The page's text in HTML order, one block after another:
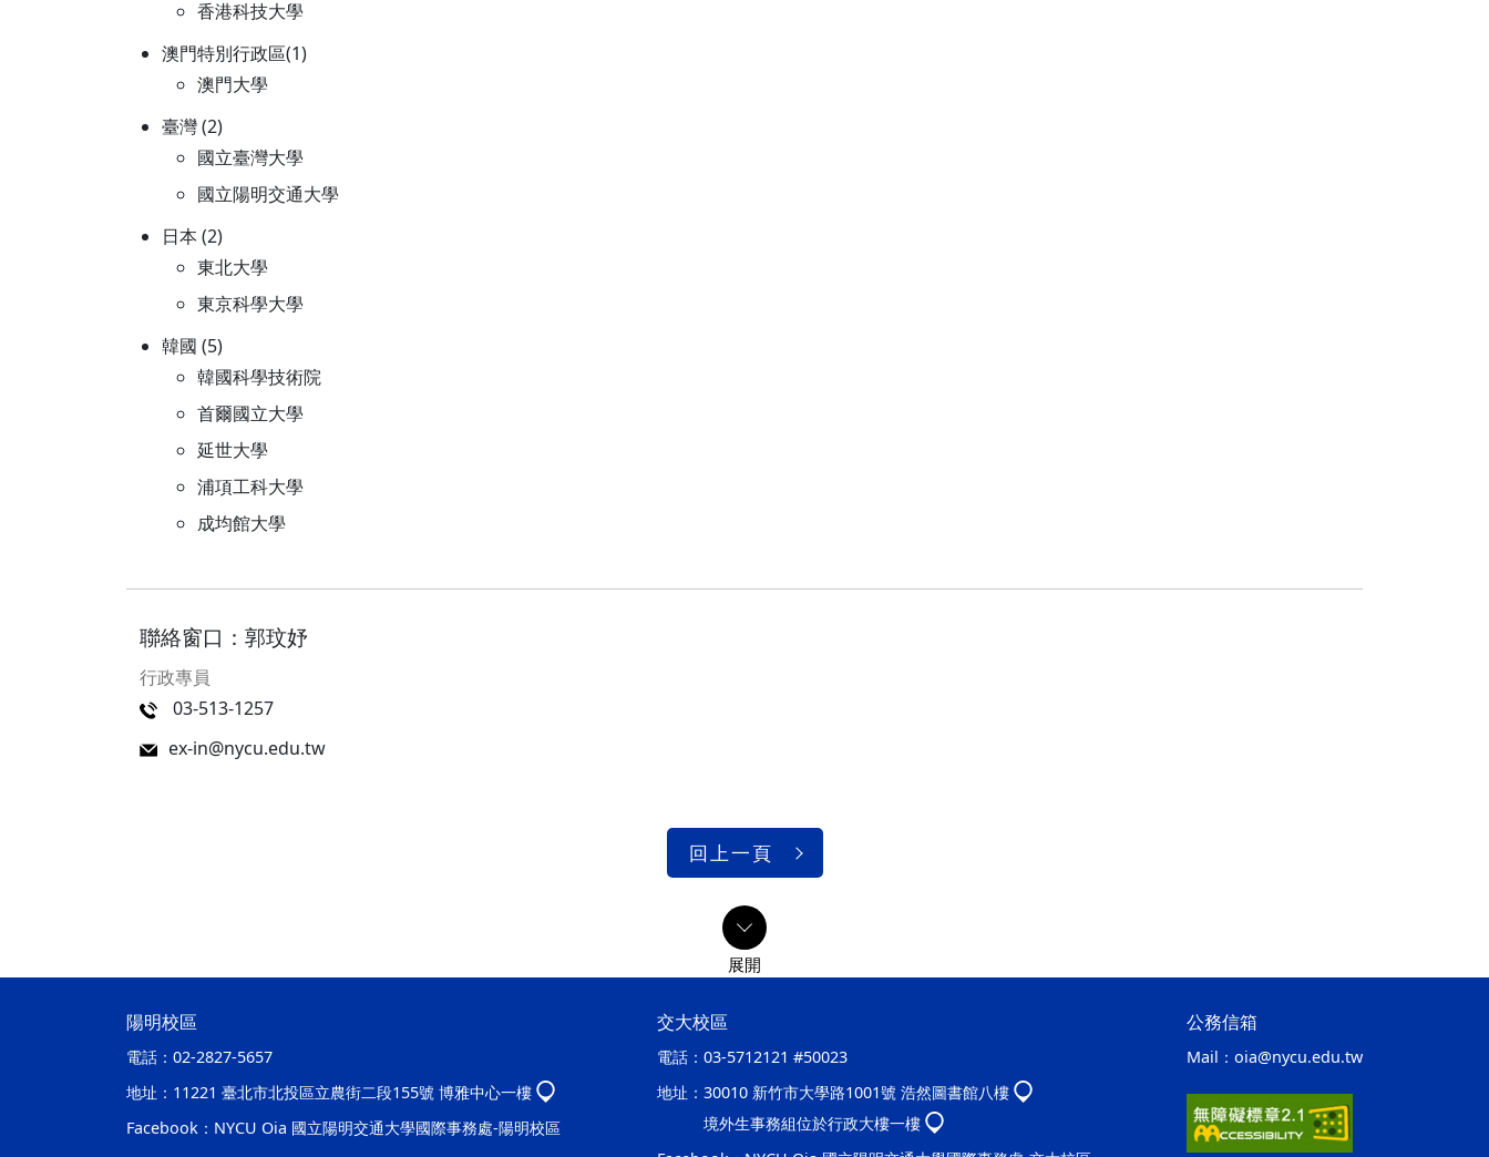
香港科技大學
澳門特別行政區(1)
澳門大學
臺灣 (2)
國立臺灣大學
國立陽明交通大學
日本 (2)
東北大學
東京科學大學
韓國 (5)
韓國科學技術院
首爾國立大學
延世大學
浦項工科大學
成均館大學
聯絡窗口：郭玟妤
行政專員
03-513-1257
ex-in@nycu.edu.tw
回上一頁
陽明校區
電話： 02-2827-5657
地址： 11221 臺北市北投區立農街二段155號 博雅中心一樓
Facebook： NYCU Oia 國立陽明交通大學國際事務處-陽明校區
交大校區
電話： 03-5712121 #50023
地址： 30010 新竹市大學路1001號 浩然圖書館八樓
境外生事務組位於行政大樓一樓
公務信箱
Mail： oia@nycu.edu.tw